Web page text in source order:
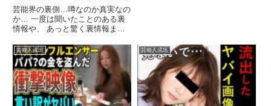
芸能界の裏側…噂なのか真実なの
か… 一度は聞いたことのある裏
情報や、 あっと驚く裏情報まで
連ツイート
芸能人流出 芸能人流出